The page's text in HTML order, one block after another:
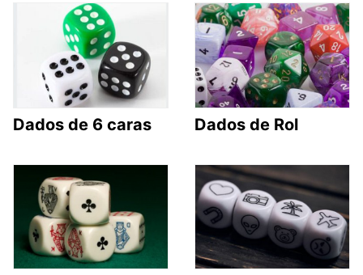
Dados de 6 caras Dados de Rol